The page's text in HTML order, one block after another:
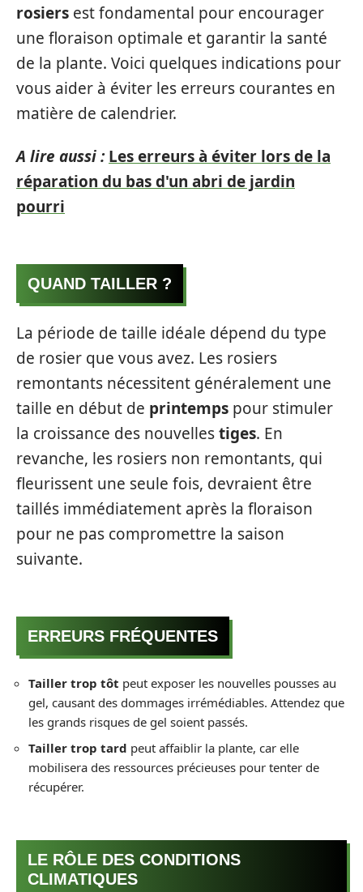
rosiers est fondamental pour encourager
une floraison optimale et garantir la santé
de la plante. Voici quelques indications pour
vous aider à éviter les erreurs courantes en
matière de calendrier.
A lire aussi : Les erreurs à éviter lors de la
réparation du bas d'un abri de jardin
pourri
QUAND TAILLER ?
La période de taille idéale dépend du type
de rosier que vous avez. Les rosiers
remontants nécessitent généralement une
taille en début de printemps pour stimuler
la croissance des nouvellestiges. En
revanche, les rosiers non remontants, qui
fleurissent une seule fois, devraient être
taillés immédiatement après la floraison
pour ne pas compromettre la saison
suivante.
ERREURS FRÉQUENTES
Tailler trop tôt peut exposer les nouvelles pousses au
gel, causant des dommages irrémédiables. Attendez que
les grands risques de gel soient passés.
Tailler trop tard peut affaiblir la plante, car elle
mobilisera des ressources précieuses pour tenter de
récupérer.
LE RÔLE DES CONDITIONS
CLIMATIQUES